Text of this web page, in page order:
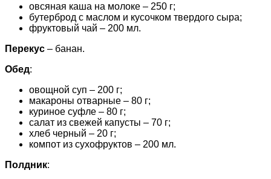
овсяная каша на молоке – 250 г;
бутерброд с маслом и кусочком твердого сыра;
фруктовый чай – 200 мл.
Перекус – банан.
Обед:
овощной суп – 200 г;
макароны отварные – 80 г;
куриное суфле – 80 г;
салат из свежей капусты – 70 г;
хлеб черный – 20 г;
компот из сухофруктов – 200 мл.
Полдник: